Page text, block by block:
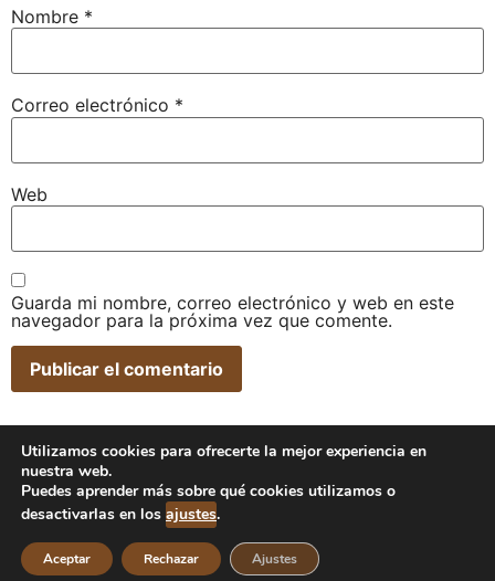
Nombre *
Correo electrónico *
Web
Guarda mi nombre, correo electrónico y web en este
navegador para la próxima vez que comente.
Agroturismo
Todos los derechos reservados
Utilizamos cookies para ofrecerte la mejor experiencia en
nuestra web.
Puedes aprender más sobre qué cookies utilizamos o
desactivarlas en los ajustes.
Aceptar Rechazar Ajustes